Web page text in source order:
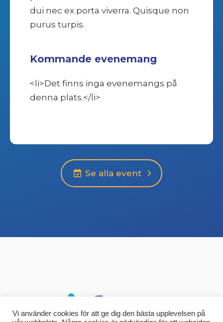
dui nec ex porta viverra. Quisque non
purus turpis.
Kommande evenemang
<li>Det finns inga evenemangs på
denna plats.</li>
Se alla event
Vi använder cookies för att ge dig den bästa upplevelsen på